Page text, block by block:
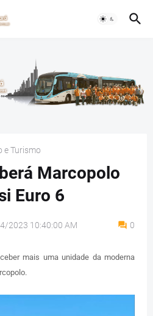
e Turismo
Marcopolo
Euro 6
2023 10:40:00 AM 0
mais uma unidade da moderna